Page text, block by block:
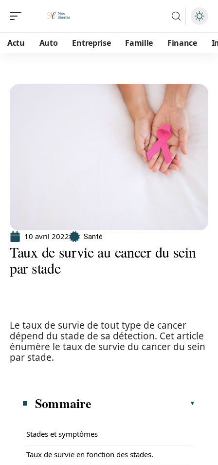
Actu Auto Entreprise Famille Finance
10 avril 2022 Santé
Taux de survie au cancer du sein
par stade
Le taux de survie de tout type de cancer
dépend du stade de sa détection. Cet article
énumère le taux de survie du cancer du sein
par stade.
Sommaire
Stades et symptômes
Taux de survie en fonction des stades.